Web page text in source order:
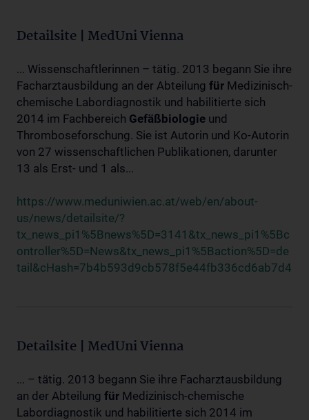
Detailsite | MedUni Vienna
... Wissenschaftlerinnen – tätig. 2013 begann Sie ihre
Facharztausbildung an der Abteilung für Medizinisch-
chemische Labordiagnostik und habilitierte sich
2014 im Fachbereich Gefäßbiologie und
Thromboseforschung. Sie ist Autorin und Ko-Autorin
von 27 wissenschaftlichen Publikationen, darunter
13 als Erst- und 1 als...
https://www.meduniwien.ac.at/web/en/about-
us/news/detailsite/?
tx_news_pi1%5Bnews%5D=3141&tx_news_pi1%5Bc
ontroller%5D=News&tx_news_pi1%5Baction%5D=de
tail&cHash=7b4b593d9cb578f5e44fb336cd6ab7d4
Detailsite | MedUni Vienna
... – tätig. 2013 begann Sie ihre Facharztausbildung
an der Abteilung für Medizinisch-chemische
Labordiagnostik und habilitierte sich 2014 im